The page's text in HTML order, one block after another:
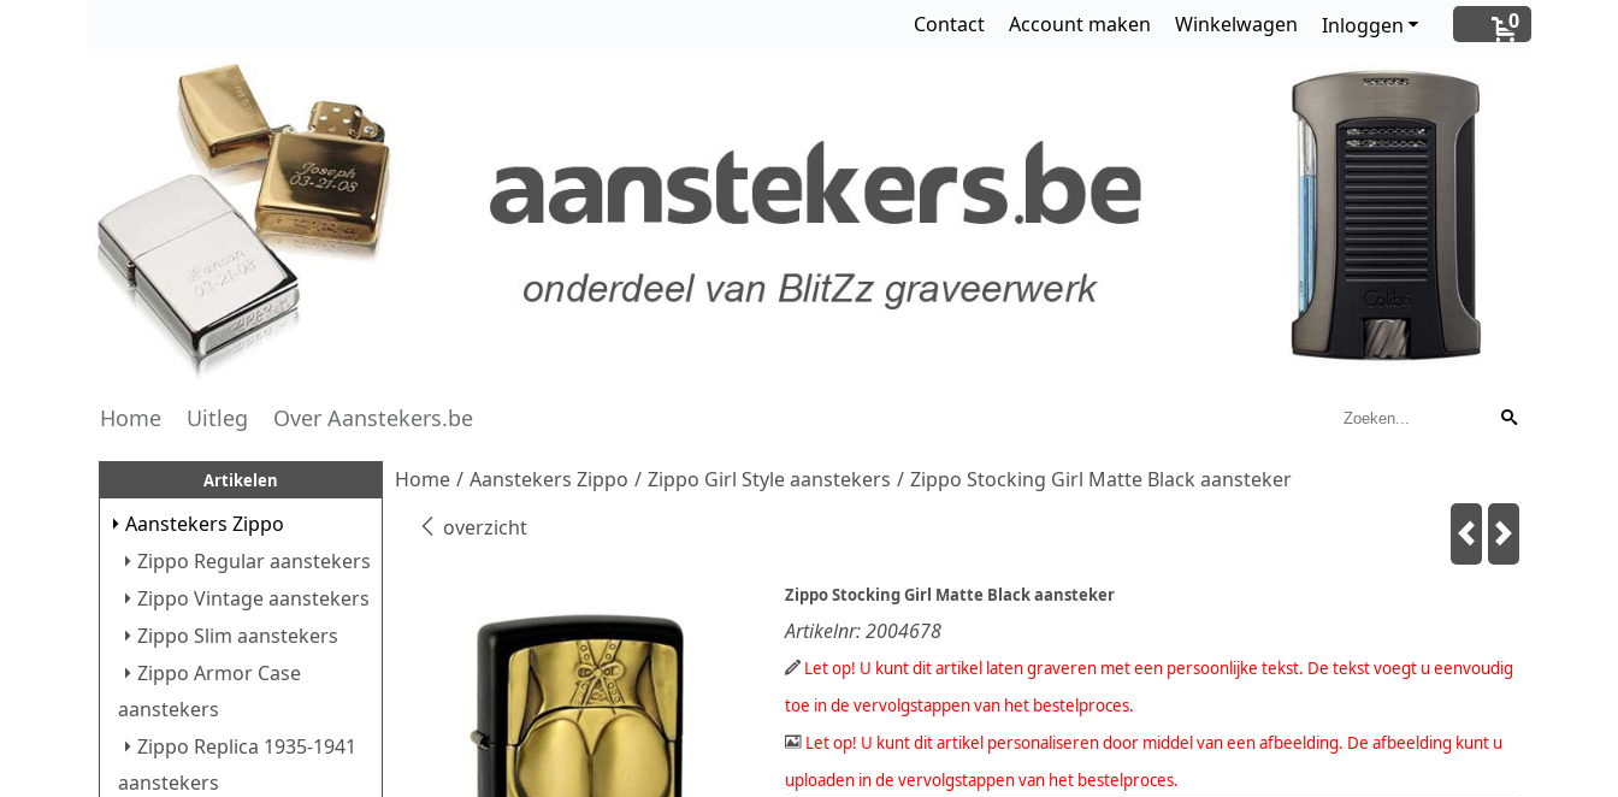
0
Inloggen
Contact Account maken Winkelwagen
Home Uitleg Over Aanstekers.be
Artikelen
Aanstekers Zippo
Zippo Regular aanstekers
Zippo Vintage aanstekers
Zippo Slim aanstekers
Zippo Armor Case
aanstekers
Zippo Replica 1935-1941
aanstekers
Home / Aanstekers Zippo / Zippo Girl Style aanstekers / Zippo Stocking Girl Matte Black aansteker
overzicht
Zippo Stocking Girl Matte Black aansteker
Artikelnr:2004678
Let op! U kunt dit artikel laten graveren met een persoonlijke tekst. De tekst voegt u eenvoudig
toe in de vervolgstappen van het bestelproces.
Let op! U kunt dit artikel personaliseren door middel van een afbeelding. De afbeelding kunt u
uploaden in de vervolgstappen van het bestelproces.